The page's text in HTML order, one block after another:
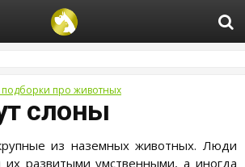
про животных
слоны
из наземных животных. Люди
их развитыми умственными, а иногда